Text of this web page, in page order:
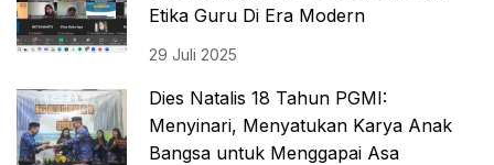
Etika Guru Di Era Modern
29 Juli 2025
Dies Natalis 18 Tahun PGMI:
Menyinari, Menyatukan Karya Anak
Bangsa untuk Menggapai Asa